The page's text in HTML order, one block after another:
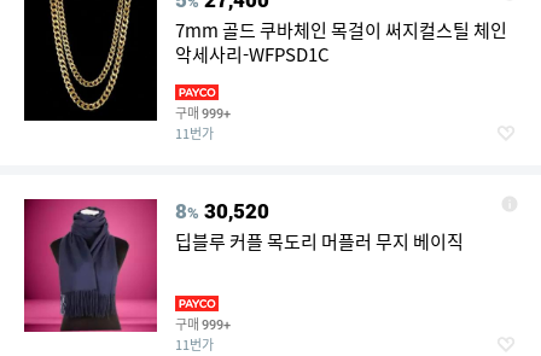
7mm 골드 쿠바체인 목걸이 써지컬스틸 체인
악세사리-WFPSD1C
구매 999+
11번가
8% 30,520
딥블루 커플 목도리 머플러 무지 베이직
구매 999+
11번가